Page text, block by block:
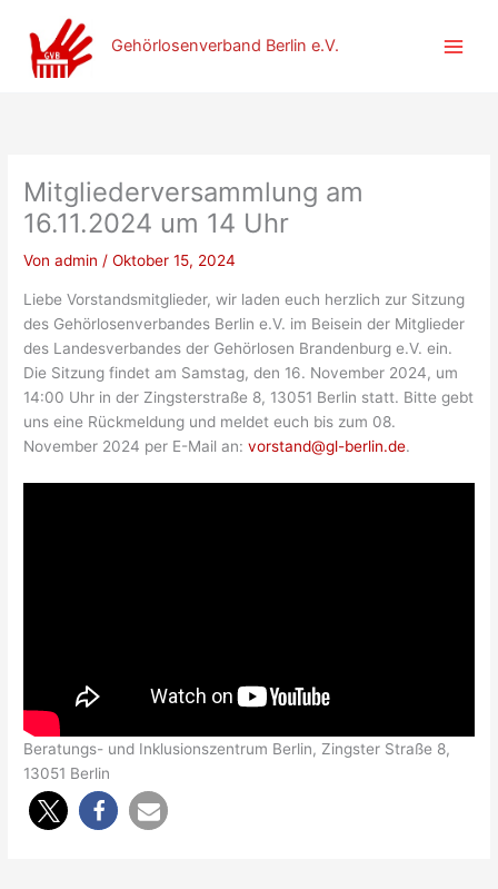
Inhalt
springen
Gehörlosenverband Berlin e.V.
Mitgliederversammlung am
16.11.2024 um 14 Uhr
Vonadmin/Oktober 15, 2024
Liebe Vorstandsmitglieder, wir laden euch herzlich zur Sitzung
des Gehörlosenverbandes Berlin e.V. im Beisein der Mitglieder
des Landesverbandes der Gehörlosen Brandenburg e.V. ein.
Die Sitzung findet am Samstag, den 16. November 2024, um
14:00 Uhr in der Zingsterstraße 8, 13051 Berlin statt. Bitte gebt
uns eine Rückmeldung und meldet euch bis zum 08.
November 2024 per E-Mail an:vorstand@gl-berlin.de.
Beratungs- und Inklusionszentrum Berlin, Zingster Straße 8,
13051 Berlin